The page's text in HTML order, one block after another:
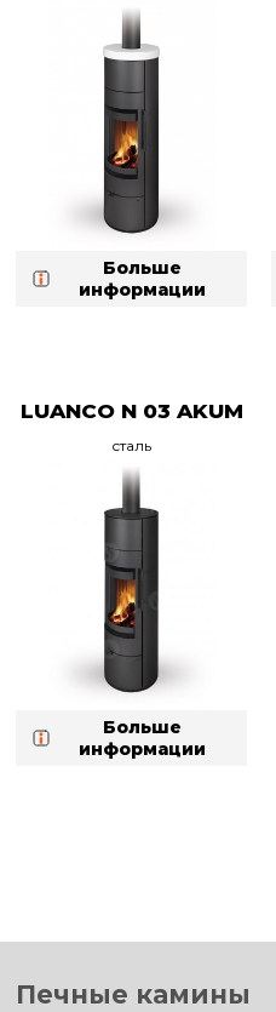
Больше
информации
LUANCO N 03 AKUM
сталь
Больше
информации
Печные камины